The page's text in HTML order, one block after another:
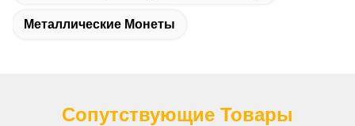
Металлические Монеты
Сопутствующие Товары